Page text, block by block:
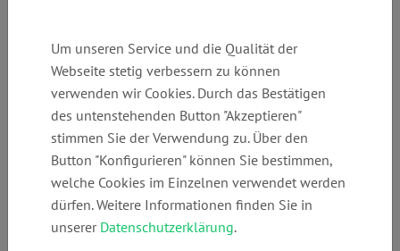
Telefon:
+49 (0)
4023518118
E-Mail:
kanzlei@rechtsa
nwaeltin-
bergmann.de
Webseite:
www.rechtsanwa
eltin-
bergmann.de
Um unseren Service und die Qualität der
Webseite stetig verbessern zu können
verwenden wir Cookies. Durch das Bestätigen
des untenstehenden Button "Akzeptieren"
stimmen Sie der Verwendung zu. Über den
Button "Konfigurieren" können Sie bestimmen,
welche Cookies im Einzelnen verwendet werden
dürfen. Weitere Informationen finden Sie in
unserer Datenschutzerklärung.